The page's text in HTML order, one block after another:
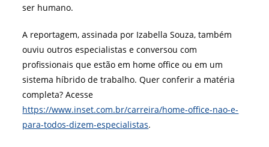
ser humano.
A reportagem, assinada por Izabella Souza, também
ouviu outros especialistas e conversou com
profissionais que estão em home office ou em um
sistema híbrido de trabalho. Quer conferir a matéria
completa? Acesse
https://www.inset.com.br/carreira/home-office-nao-e-
para-todos-dizem-especialistas.